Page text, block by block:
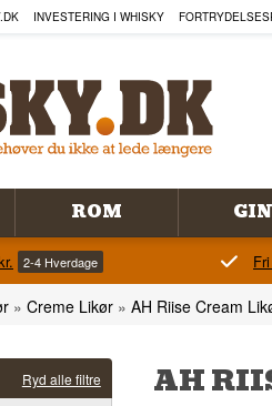
INVESTERING I WHISKY
ROM GIN
2-4 Hverdage
» Creme Likør » AH Riise Cream
Ryd alle filtre AH